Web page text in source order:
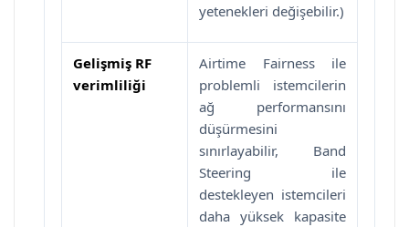
yetenekleri değişebilir.)
Gelişmiş RF
verimliliği
Airtime Fairness ile
problemli istemcilerin
ağ performansını
düşürmesini
sınırlayabilir, Band
Steering ile
destekleyen istemcileri
daha yüksek kapasite